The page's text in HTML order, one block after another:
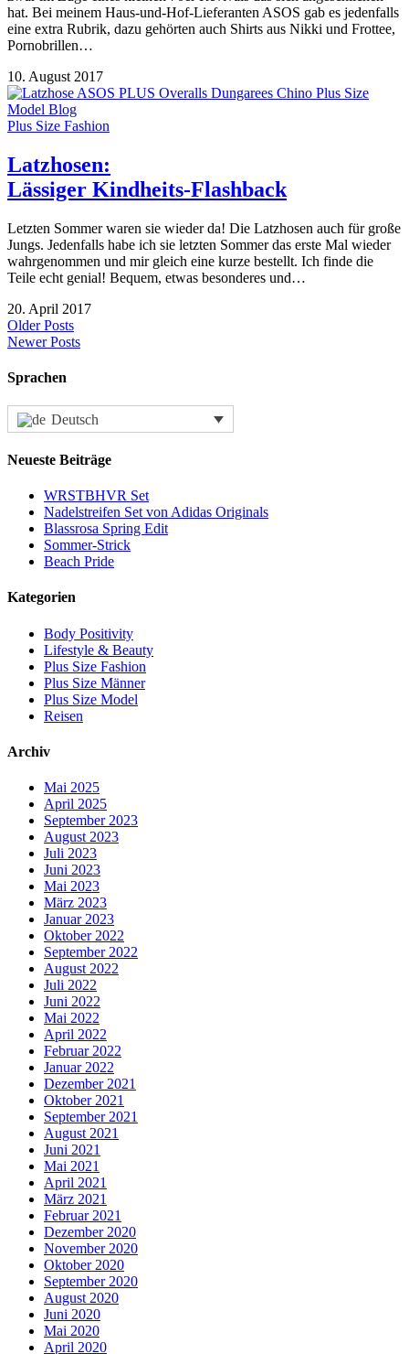
hat. Bei meinem Haus-und-Hof-Lieferanten ASOS gab es jedenfalls
eine extra Rubrik, dazu gehörten auch Shirts aus Nikki und Frottee,
Pornobrillen…
10. August 2017
Plus Size Fashion
Latzhosen:
Lässiger Kindheits-Flashback
Letzten Sommer waren sie wieder da! Die Latzhosen auch für große
Jungs. Jedenfalls habe ich sie letzten Sommer das erste Mal wieder
wahrgenommen und mir gleich eine kurze bestellt. Ich finde die
Teile echt genial! Bequem, etwas besonderes und…
20. April 2017
Older Posts
Newer Posts
Sprachen
Deutsch
Neueste Beiträge
WRSTBHVR Set
Nadelstreifen Set von Adidas Originals
Blassrosa Spring Edit
Sommer-Strick
Beach Pride
Kategorien
Body Positivity
Lifestyle & Beauty
Plus Size Fashion
Plus Size Männer
Plus Size Model
Reisen
Archiv
Mai 2025
April 2025
September 2023
August 2023
Juli 2023
Juni 2023
Mai 2023
März 2023
Januar 2023
Oktober 2022
September 2022
August 2022
Juli 2022
Juni 2022
Mai 2022
April 2022
Februar 2022
Januar 2022
Dezember 2021
Oktober 2021
September 2021
August 2021
Juni 2021
Mai 2021
April 2021
März 2021
Februar 2021
Dezember 2020
November 2020
Oktober 2020
September 2020
August 2020
Juni 2020
Mai 2020
April 2020